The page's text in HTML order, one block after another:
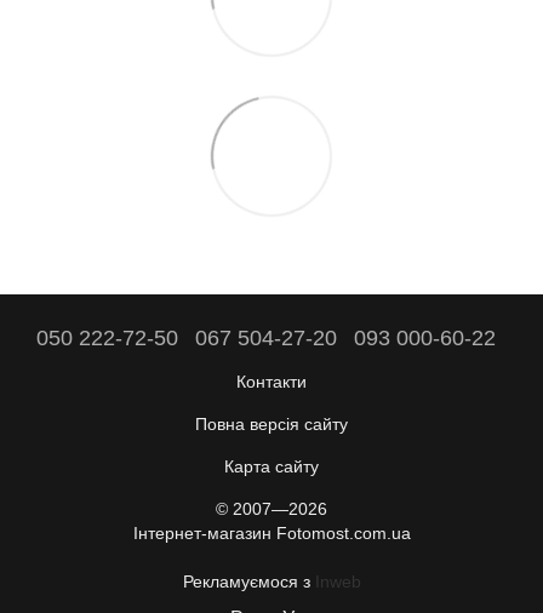
050 222-72-50 067 504-27-20 093 000-60-22
Контакти
Повна версія сайту
Карта сайту
© 2007—2026
Інтернет-магазин Fotomost.com.ua
Рекламуємося з Inweb